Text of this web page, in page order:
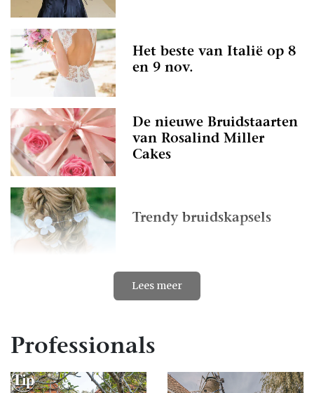
Professionals
Het beste van Italië op 8
en 9 nov.
De nieuwe Bruidstaarten
van Rosalind Miller
Cakes
Trendy bruidskapsels
Op zoek naar jouw
Janice ontwerpt de
bruidsjurk van Billy
Lees meer